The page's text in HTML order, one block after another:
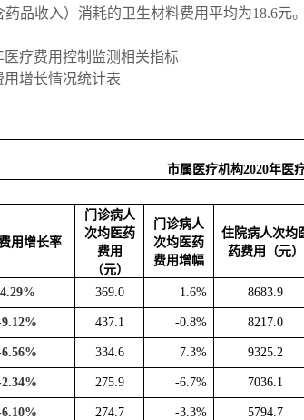
品收入）消耗的卫生材料费用平均为18.6元
医疗费用控制监测相关指标
增长情况统计表
市属医疗机构2020年 医
用增长率
门诊病人
次均医药
费用
（元）
门诊病人
次均医药
费用增幅
住院病人次均
药费用（元）
4.29% 369.0 1.6% 8683.9
437.1 -0.8% 8217.0
334.6 7.3% 9325.2
275.9 -6.7% 7036.1
274.7 -3.3% 5794.7